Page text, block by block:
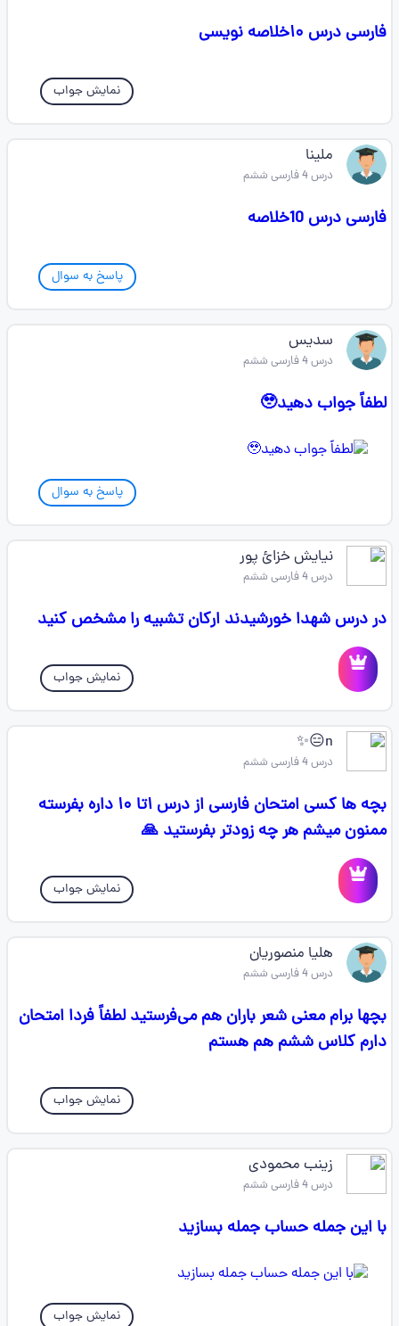
فارسی درس ۱۰خلاصه نویسی
نمایش جواب
ملینا
درس 4 فارسی ششم
فارسی درس 10خلاصه
پاسخ به سوال
سدیس
درس 4 فارسی ششم
لطفاً جواب دهید🥹
پاسخ به سوال
نیایش خزائ پور
درس 4 فارسی ششم
در درس شهدا خورشیدند ارکان تشبیه را مشخص کنید
نمایش جواب
n😑✨
درس 4 فارسی ششم
بچه ها کسی امتحان فارسی از درس ۱تا ۱۰ داره بفرسته
ممنون میشم هر چه زودتر بفرستید 🙏
نمایش جواب
هلیا منصوریان
درس 4 فارسی ششم
بچها برام معنی شعر باران هم می‌فرستید لطفاً فردا امتحان
دارم کلاس ششم هم هستم
نمایش جواب
زینب محمودی
درس 4 فارسی ششم
با این جمله حساب جمله بسازید
نمایش جواب